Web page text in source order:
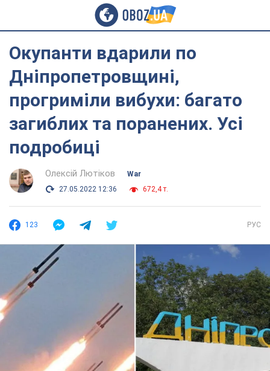
Окупанти вдарили по
Дніпропетровщині,
прогриміли вибухи: багато
загиблих та поранених. Усі
подробиці
Олексій Лютіков
War
27.05.2022 12:36
672,4 т.
123 РУС